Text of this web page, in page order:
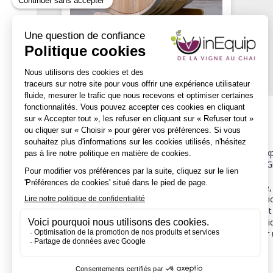
Description
Sur la base de ses connaissances de tonnelier et de son
développement de ce fût inédit. Le demi-muid 600L Marc
A l’instar des méthodes de débit ancestrales de
technique de débit traditionnel garantit une qualité
vin et respecte les arômes primaires du cépage. Le
En ce qui concerne le cintrage du demi-muid, c’est la
technique de chauffe utilisée en foudrerie permet